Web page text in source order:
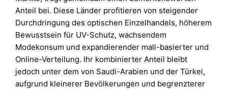
Anteil bei. Diese Länder profitieren von steigender
Durchdringung des optischen Einzelhandels, höherem
Bewusstsein für UV-Schutz, wachsendem
Modekonsum und expandierender mall-basierter und
Online-Verteilung. Ihr kombinierter Anteil bleibt
jedoch unter dem von Saudi-Arabien und der Türkei,
aufgrund kleinerer Bevölkerungen und begrenzterer